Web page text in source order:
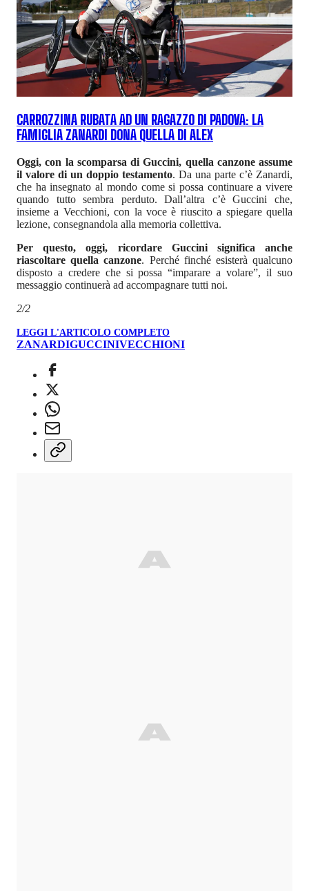
CARROZZINA RUBATA AD UN RAGAZZO DI PADOVA: LA
FAMIGLIA ZANARDI DONA QUELLA DI ALEX
Oggi, con la scomparsa di Guccini, quella canzone assume
il valore di un doppio testamento. Da una parte c’è Zanardi,
che ha insegnato al mondo come si possa continuare a vivere
quando tutto sembra perduto. Dall’altra c’è Guccini che,
insieme a Vecchioni, con la voce è riuscito a spiegare quella
lezione, consegnandola alla memoria collettiva.
Per questo, oggi, ricordare Guccini significa anche
riascoltare quella canzone. Perché finché esisterà qualcuno
disposto a credere che si possa “imparare a volare”, il suo
messaggio continuerà ad accompagnare tutti noi.
2/2
LEGGI L'ARTICOLO COMPLETO
ZANARDIGUCCINIVECCHIONI